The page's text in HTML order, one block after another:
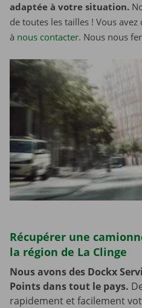
adaptée à votre situation.
de toutes les tailles ! Vous avez
à nous contacter. Nous nous
Récupérer une
la région de La Clinge
Nous avons des Dockx
Points dans tout le pays.
rapidement et facilement